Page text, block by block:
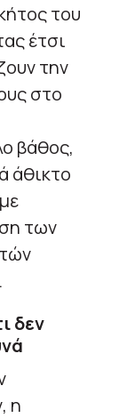
του
έτσι
την
στο
βάθος,
άθικτο
των
δεν
η